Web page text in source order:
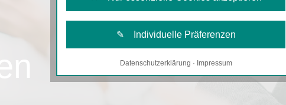
✎ Individuelle Präferenzen
Notwendige Cookies
Datenschutzerklärung · Impressum